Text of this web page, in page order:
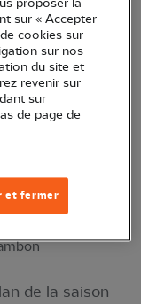
le samedi 4
de la saison
proposer la
sur « Accepter
cookies sur
sur nos
du site et
revenir sur
sur
de page de
et fermer